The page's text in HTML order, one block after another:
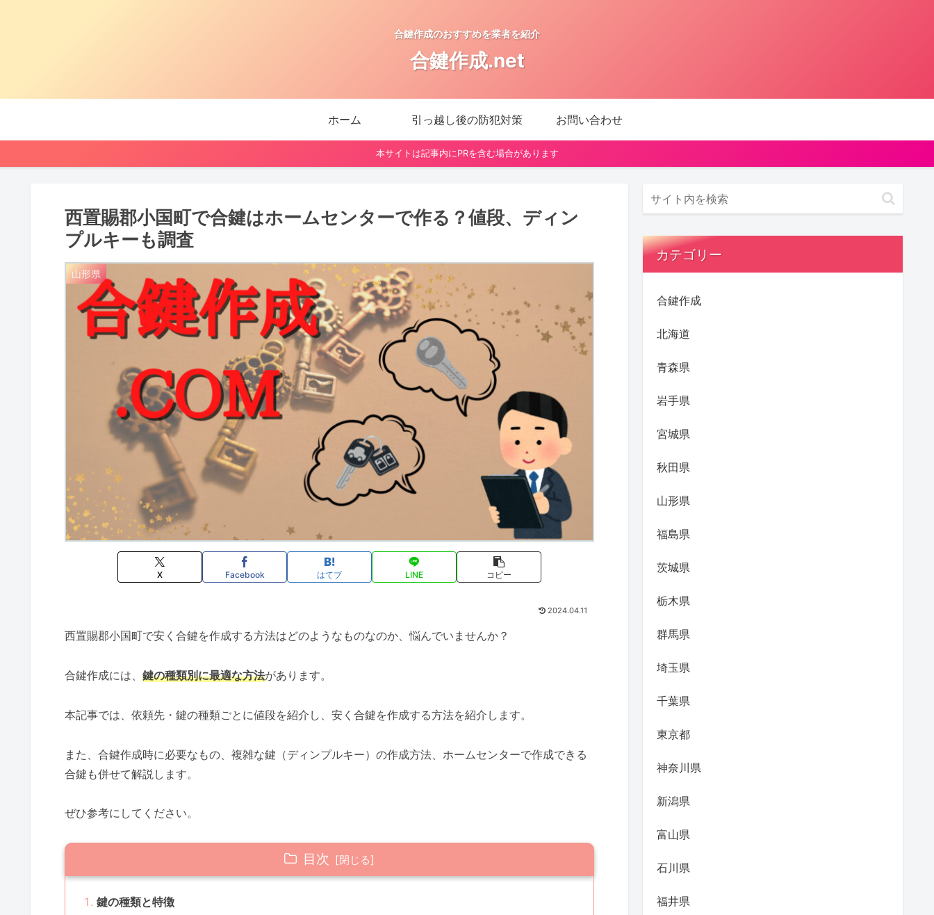
合鍵作成のおすすめを業者を紹介
合鍵作成.net
ホーム 引っ越し後の防犯対策 お問い合わせ
本サイトは記事内にPRを含む場合があります
西置賜郡小国町で合鍵はホームセンターで作る？値段、ディン
プルキーも調査
山形県
X Facebook はてブ LINE コピー
2024.04.11
西置賜郡小国町で安く合鍵を作成する方法はどのようなものなのか、悩んでいませんか？
合鍵作成には、 鍵の種類別に最適な方法があります。
本記事では、依頼先・鍵の種類ごとに値段を紹介し、安く合鍵を作成する方法を紹介します。
また、合鍵作成時に必要なもの、複雑な鍵（ディンプルキー）の作成方法、ホームセンターで作成できる
合鍵も併せて解説します。
ぜひ参考にしてください。
目次
鍵の種類と特徴
カテゴリー
合鍵作成
北海道
青森県
岩手県
宮城県
秋田県
山形県
福島県
茨城県
栃木県
群馬県
埼玉県
千葉県
東京都
神奈川県
新潟県
富山県
石川県
福井県